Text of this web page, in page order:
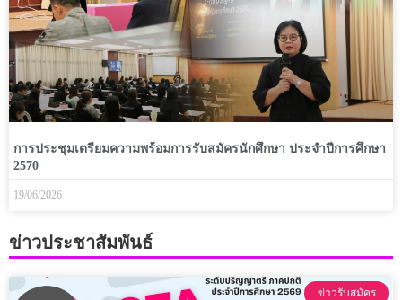
การประชุมเตรียมความพร้อมการรับสมัครนักศึกษา ประจำปีการศึกษา
2570
19/06/2026
ข่าวประชาสัมพันธ์
ข่าวรับสมัคร